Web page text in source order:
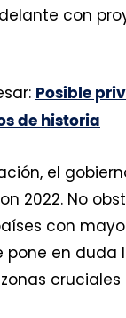
con
Posible
de historia
el
2022. No
con
pone en